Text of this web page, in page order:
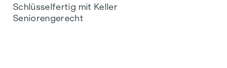
Schlüsselfertig mit Keller
Seniorengerecht